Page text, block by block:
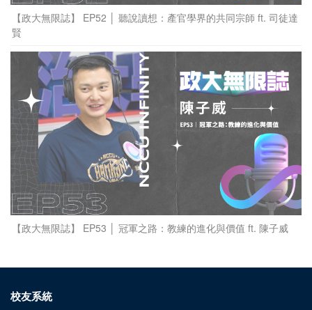
【政大無限誌】 EP52 │ 聽說讀想：產官學界的共同宗師 ft. 司徒達
賢
【政大無限誌】 EP53 │ 冠軍之路：教練的進化與價值 ft. 陳子威
校友系統